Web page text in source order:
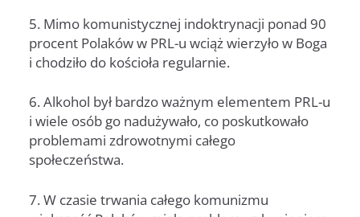
5. Mimo komunistycznej indoktrynacji ponad 90
procent Polaków w PRL-u wciąż wierzyło w Boga
i chodziło do kościoła regularnie.
6. Alkohol był bardzo ważnym elementem PRL-u
i wiele osób go nadużywało, co poskutkowało
problemami zdrowotnymi całego
społeczeństwa.
7. W czasie trwania całego komunizmu